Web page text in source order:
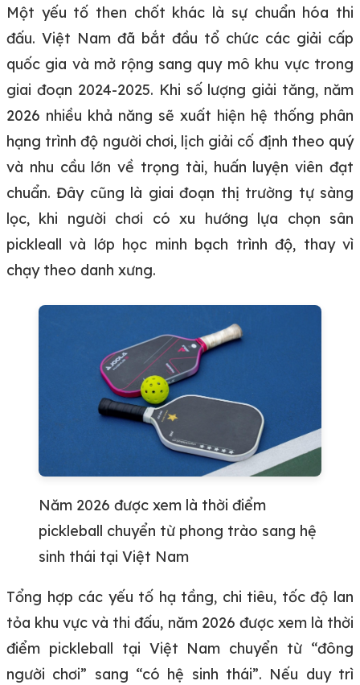
Một yếu tố then chốt khác là sự chuẩn hóa thi
đấu. Việt Nam đã bắt đầu tổ chức các giải cấp
quốc gia và mở rộng sang quy mô khu vực trong
giai đoạn 2024-2025. Khi số lượng giải tăng, năm
2026 nhiều khả năng sẽ xuất hiện hệ thống phân
hạng trình độ người chơi, lịch giải cố định theo quý
và nhu cầu lớn về trọng tài, huấn luyện viên đạt
chuẩn. Đây cũng là giai đoạn thị trường tự sàng
lọc, khi người chơi có xu hướng lựa chọn sân
pickleall và lớp học minh bạch trình độ, thay vì
chạy theo danh xưng.
Năm 2026 được xem là thời điểm
pickleball chuyển từ phong trào sang hệ
sinh thái tại Việt Nam
Tổng hợp các yếu tố hạ tầng, chi tiêu, tốc độ lan
tỏa khu vực và thi đấu, năm 2026 được xem là thời
điểm pickleball tại Việt Nam chuyển từ “đông
người chơi” sang “có hệ sinh thái”. Nếu duy trì